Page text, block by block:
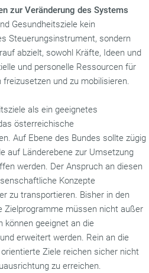
zur Veränderung des Systems
Gesundheitsziele kein
Steuerungsinstrument, sondern
abzielt, sowohl Kräfte, Ideen und
und personelle Ressourcen für
und zu mobilisieren.
als ein geeignetes
österreichische
Auf Ebene des Bundes sollte zügig
auf Länderebene zur Umsetzung
werden. Der Anspruch an diesen
Konzepte
zu transportieren. Bisher in den
Zielprogramme müssen nicht außer
können geeignet an die
erweitert werden. Rein an die
Ziele reichen sicher nicht
zu erreichen.